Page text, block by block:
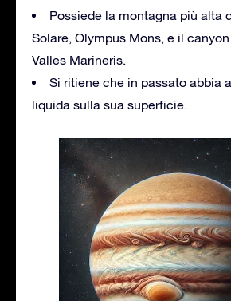
Possiede la montagna più alta
Solare, Olympus Mons, e il
Valles Marineris.
Si ritiene che in passato abbia
liquida sulla sua superficie.